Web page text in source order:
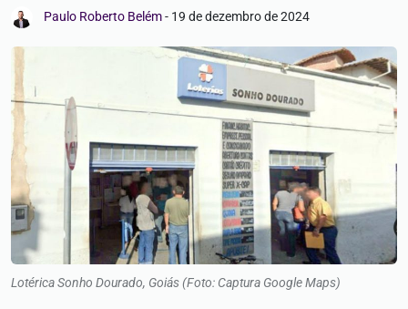
Paulo Roberto Belém- 19 de dezembro de 2024
Lotérica Sonho Dourado, Goiás (Foto: Captura Google Maps)